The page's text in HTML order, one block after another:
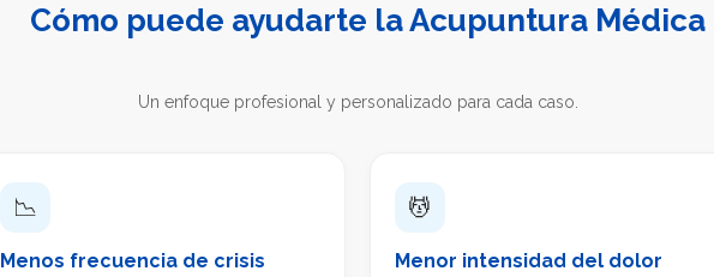
Cómo puede ayudarte la Acupuntura Médica
Un enfoque profesional y personalizado para cada caso.
📉
Menos frecuencia de crisis
💆
Menor intensidad del dolor